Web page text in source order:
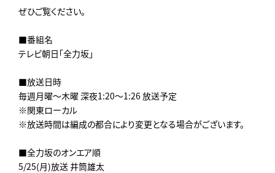
ぜひご覧ください。
■番組名
テレビ朝日「全力坂」
■放送日時
毎週月曜～木曜 深夜1:20～1:26 放送予定
※関東ローカル
※放送時間は編成の都合により変更となる場合がございます。
■全力坂のオンエア順
5/25(月)放送 井筒雄太